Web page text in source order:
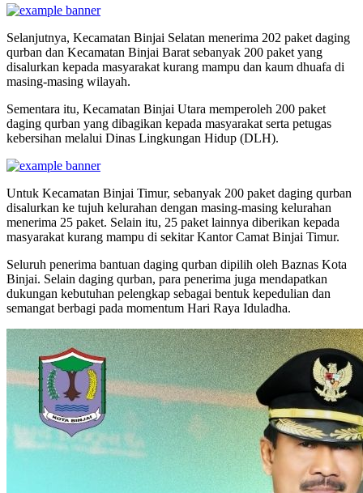
Selanjutnya, Kecamatan Binjai Selatan menerima 202 paket daging
qurban dan Kecamatan Binjai Barat sebanyak 200 paket yang
disalurkan kepada masyarakat kurang mampu dan kaum dhuafa di
masing-masing wilayah.
Sementara itu, Kecamatan Binjai Utara memperoleh 200 paket
daging qurban yang dibagikan kepada masyarakat serta petugas
kebersihan melalui Dinas Lingkungan Hidup (DLH).
Untuk Kecamatan Binjai Timur, sebanyak 200 paket daging qurban
disalurkan ke tujuh kelurahan dengan masing-masing kelurahan
menerima 25 paket. Selain itu, 25 paket lainnya diberikan kepada
masyarakat kurang mampu di sekitar Kantor Camat Binjai Timur.
Seluruh penerima bantuan daging qurban dipilih oleh Baznas Kota
Binjai. Selain daging qurban, para penerima juga mendapatkan
dukungan kebutuhan pelengkap sebagai bentuk kepedulian dan
semangat berbagi pada momentum Hari Raya Iduladha.